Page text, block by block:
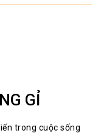
GỈ
trong cuộc sống